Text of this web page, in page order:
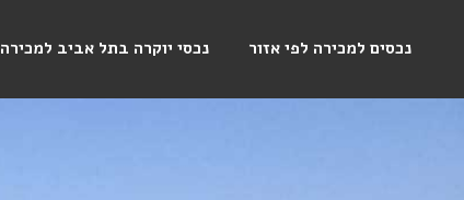
נכסים למכירה לפי אזור נכסי יוקרה בתל אביב למכירה